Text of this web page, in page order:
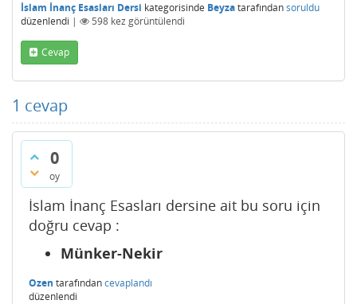
İslam İnanç Esasları Dersi kategorisinde Beyzatarafındansoruldu
düzenlendi | 598 kez görüntülendi
Cevap
1 cevap
0
oy
İslam İnanç Esasları dersine ait bu soru için
doğru cevap :
Münker-Nekir
Ozen tarafındancevaplandı
düzenlendi